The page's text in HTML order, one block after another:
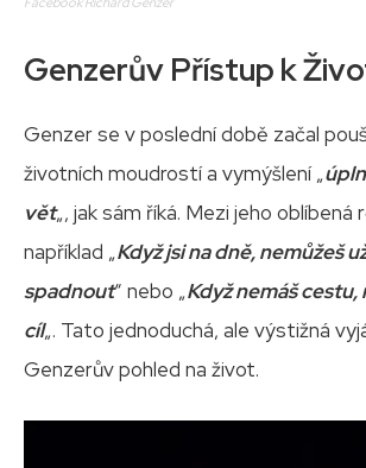
Genzerův Přístup k
Genzer se v poslední době začal
životních moudrostí a vymýšlení „
vět„, jak sám říká. Mezi jeho oblíbená
například „Když jsi na dně, nemůžeš
spadnout“ nebo „Když nemáš
cíl„. Tato jednoduchá, ale výstižná
Genzerův pohled na život.